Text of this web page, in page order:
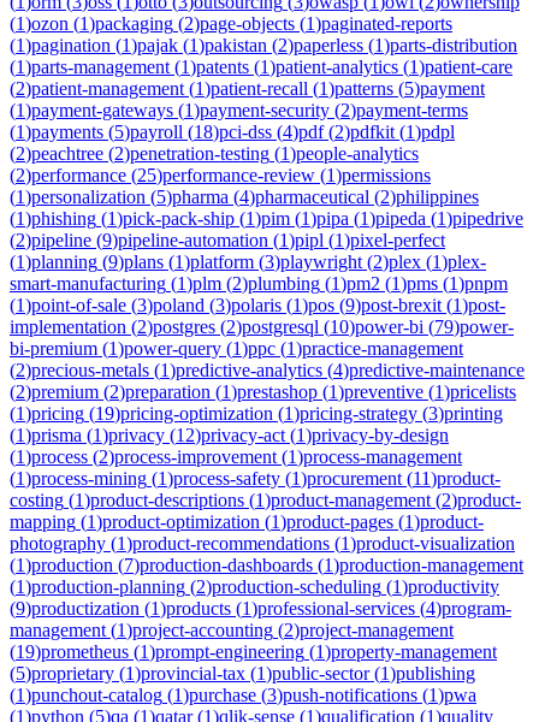
(1)ozon (1)packaging (2)page-objects (1)paginated-reports
(1)pagination (1)pajak (1)pakistan (2)paperless (1)parts-distribution
(1)parts-management (1)patents (1)patient-analytics (1)patient-care
(2)patient-management (1)patient-recall (1)patterns (5)payment
(1)payment-gateways (1)payment-security (2)payment-terms
(1)payments (5)payroll (18)pci-dss (4)pdf(2)pdfkit (1)pdpl
(2)peachtree (2)penetration-testing (1)people-analytics
(2)performance (25)performance-review (1)permissions
(1)personalization (5)pharma (4)pharmaceutical (2)philippines
(1)phishing (1)pick-pack-ship (1)pim (1)pipa (1)pipeda (1)pipedrive
(2)pipeline (9)pipeline-automation (1)pipl (1)pixel-perfect
(1)planning (9)plans (1)platform (3)playwright (2)plex (1)plex-
smart-manufacturing (1)plm (2)plumbing (1)pm2 (1)pms (1)pnpm
(1)point-of-sale (3)poland (3)polaris (1)pos (9)post-brexit (1)post-
implementation (2)postgres (2)postgresql (10)power-bi (79)power-
bi-premium (1)power-query (1)ppc (1)practice-management
(2)precious-metals (1)predictive-analytics (4)predictive-maintenance
(2)premium (2)preparation (1)prestashop (1)preventive (1)pricelists
(1)pricing (19)pricing-optimization (1)pricing-strategy (3)printing
(1)prisma (1)privacy (12)privacy-act (1)privacy-by-design
(1)process (2)process-improvement (1)process-management
(1)process-mining (1)process-safety (1)procurement (11)product-
costing (1)product-descriptions (1)product-management (2)product-
mapping (1)product-optimization (1)product-pages (1)product-
photography (1)product-recommendations (1)product-visualization
(1)production (7)production-dashboards (1)production-management
(1)production-planning (2)production-scheduling (1)productivity
(9)productization (1)products (1)professional-services (4)program-
management (1)project-accounting (2)project-management
(19)prometheus (1)prompt-engineering (1)property-management
(5)proprietary (1)provincial-tax (1)public-sector(1)publishing
(1)punchout-catalog (1)purchase (3)push-notifications (1)pwa
(1)python (5)qa (1)qatar(1)qlik-sense (1)qualification (1)quality